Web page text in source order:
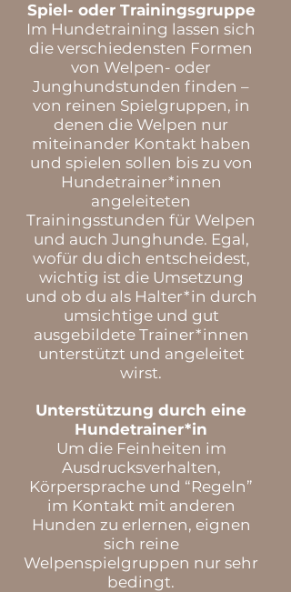
Spiel- oder Trainingsgruppe
Im Hundetraining lassen sich
die verschiedensten Formen
von Welpen- oder
Junghundstunden finden –
von reinen Spielgruppen, in
denen die Welpen nur
miteinander Kontakt haben
und spielen sollen bis zu von
Hundetrainer*innen
angeleiteten
Trainingsstunden für Welpen
und auch Junghunde. Egal,
wofür du dich entscheidest,
wichtig ist die Umsetzung
und ob du als Halter*in durch
umsichtige und gut
ausgebildete Trainer*innen
unterstützt und angeleitet
wirst.
Unterstützung durch eine
Hundetrainer*in
Um die Feinheiten im
Ausdrucksverhalten,
Körpersprache und “Regeln”
im Kontakt mit anderen
Hunden zu erlernen, eignen
sich reine
Welpenspielgruppen nur sehr
bedingt.